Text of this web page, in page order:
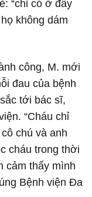
“chỉ có ở đây
không dám
công, M. mới
đau của bệnh
tới bác sĩ,
“Cháu chỉ
chú và anh
cháu trong thời
cảm thấy mình
Bệnh viện Đa